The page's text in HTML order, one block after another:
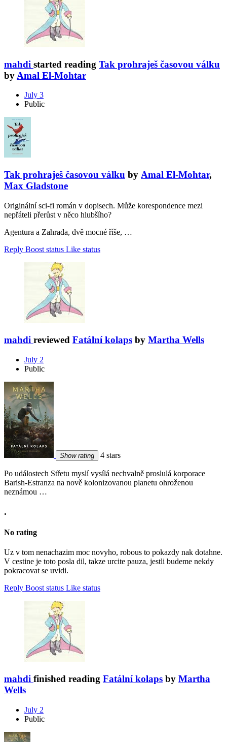
mahdi started reading Tak prohraješ časovou válku
by Amal El-Mohtar
July 3
Public
Tak prohraješ časovou válku by Amal El-Mohtar,
Max Gladstone
Originální sci-fi román v dopisech. Může korespondence mezi
nepřáteli přerůst v něco hlubšího?
Agentura a Zahrada, dvě mocné říše, …
Reply Boost status Like status
mahdi reviewed Fatální kolaps by Martha Wells
July 2
Public
Show rating 4 stars
Po událostech Střetu myslí vysílá nechvalně proslulá korporace
Barish-Estranza na nově kolonizovanou planetu ohroženou
neznámou …
.
No rating
Uz v tom nenachazim moc novyho, robous to pokazdy nak dotahne.
V cestine je toto posla dil, takze urcite pauza, jestli budeme nekdy
pokracovat se uvidi.
Reply Boost status Like status
mahdi finished reading Fatální kolaps by Martha
Wells
July 2
Public